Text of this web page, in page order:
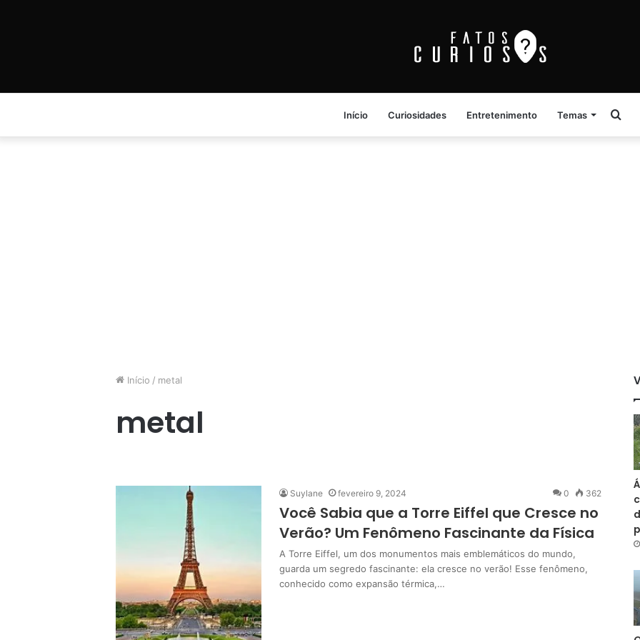
Início Curiosidades Entretenimento Temas
Início / metal
metal
Suylane fevereiro 9, 2024 0 362
Você Sabia que a Torre Eiffel que Cresce no
Verão? Um Fenômeno Fascinante da Física
A Torre Eiffel, um dos monumentos mais emblemáticos do mundo,
guarda um segredo fascinante: ela cresce no verão! Esse fenômeno,
conhecido como expansão térmica,…